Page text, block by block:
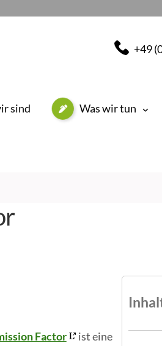
+49
sind Was wir tun
Factor
ist eine